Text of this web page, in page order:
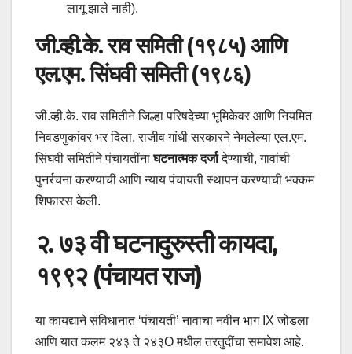
लागू झाले नाही).
जी.व्ही.के. राव समिती (१९८५) आणि
एल.एम. सिंघवी समिती (१९८६)
जी.व्ही.के. राव समितीने जिल्हा परिषदेच्या भूमिकेवर आणि नियमित
निवडणुकांवर भर दिला. राजीव गांधी सरकारने नेमलेल्या एल.एम.
सिंघवी समितीने पंचायतींनाघटनात्मक दर्जादेण्याची, गावांची
पुनर्रचना करण्याची आणि न्याय पंचायती स्थापन करण्याची भक्कम
शिफारस केली.
२. ७३ वी घटनादुरुस्ती कायदा,
१९९२ (पंचायत राज)
या कायद्याने संविधानात ‘पंचायती’ नावाचा नवीन भाग IX जोडला
आणि यात कलम २४३ ते २४३O मधील तरतुदींचा समावेश आहे.